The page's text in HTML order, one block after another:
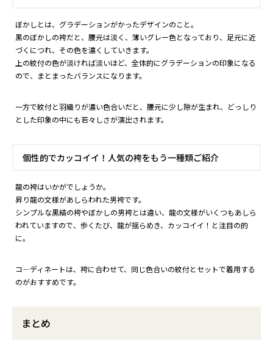
ぼかしとは、グラデーションがかったデザインのこと。
黒のぼかしの袴だと、腰元は淡く、薄いグレー色となっており、足元に近
づくにつれ、その色を濃くしていきます。
上の紋付の色が淡ければ淡いほど、全体的にグラデーションの印象になる
ので、まとまったバランスになります。
一方で紋付と羽織りが濃い色合いだと、腰元に少し隙が生まれ、どっしり
とした印象の中にも若々しさが演出されます。
個性的でカッコイイ！人気の袴をもう一種類ご紹介
龍の袴はいかがでしょうか。
昇り龍の文様があしらわれた男袴です。
シンプルな黒縞の袴やぼかしの男袴とは違い、龍の文様がいくつもあしら
われていますので、歩くたび、龍が揺らめき、カッコイイ！と注目の的
に。
コ―ディネートは、袴に合わせて、同じ色合いの紋付とセットで着用する
のがおすすめです。
まとめ